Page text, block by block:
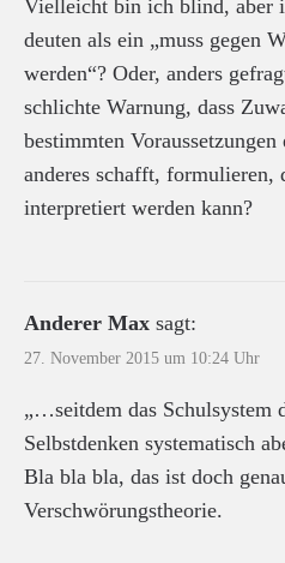
Vielleicht bin ich blind, aber
deuten als ein „muss gegen
werden“? Oder, anders
schlichte Warnung, dass
bestimmten
anderes schafft, formulieren,
interpretiert werden kann?
Anderer Max sagt:
27. November 2015 um 10:24 Uhr
„…seitdem das Schulsystem
Selbstdenken systematisch
Bla bla bla, das ist doch
Verschwörungstheorie.